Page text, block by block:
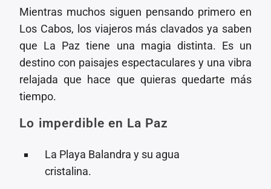
Mientras muchos siguen pensando primero en
Los Cabos, los viajeros más clavados ya saben
que La Paz tiene una magia distinta. Es un
destino con paisajes espectaculares y una vibra
relajada que hace que quieras quedarte más
tiempo.
Lo imperdible en La Paz
La Playa Balandra y su agua
cristalina.